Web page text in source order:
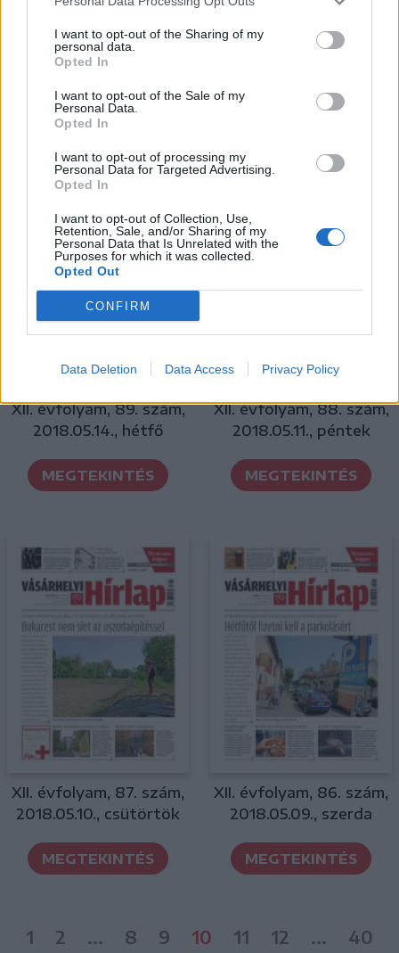
I want to opt-out of the Sharing of my
personal data.
Opted In
I want to opt-out of the Sale of my
Personal Data.
Opted In
I want to opt-out of processing my
Personal Data for Targeted Advertising.
Opted In
I want to opt-out of Collection, Use,
Retention, Sale, and/or Sharing of my
Personal Data that Is Unrelated with the
Purposes for which it was collected.
Opted Out
CONFIRM
Data Deletion Data Access Privacy Policy
XII. évfolyam, 91. szám,
2018.05.16., szerda
MEGTEKINTÉS
XII. évfolyam, 90. szám,
2018.05.15., kedd
MEGTEKINTÉS
XII. évfolyam, 89. szám,
2018.05.14., hétfő
MEGTEKINTÉS
XII. évfolyam, 88. szám,
2018.05.11., péntek
MEGTEKINTÉS
XII. évfolyam, 87. szám,
2018.05.10., csütörtök
MEGTEKINTÉS
XII. évfolyam, 86. szám,
2018.05.09., szerda
MEGTEKINTÉS
1 2 ... 8 9 10 11 12 ... 40